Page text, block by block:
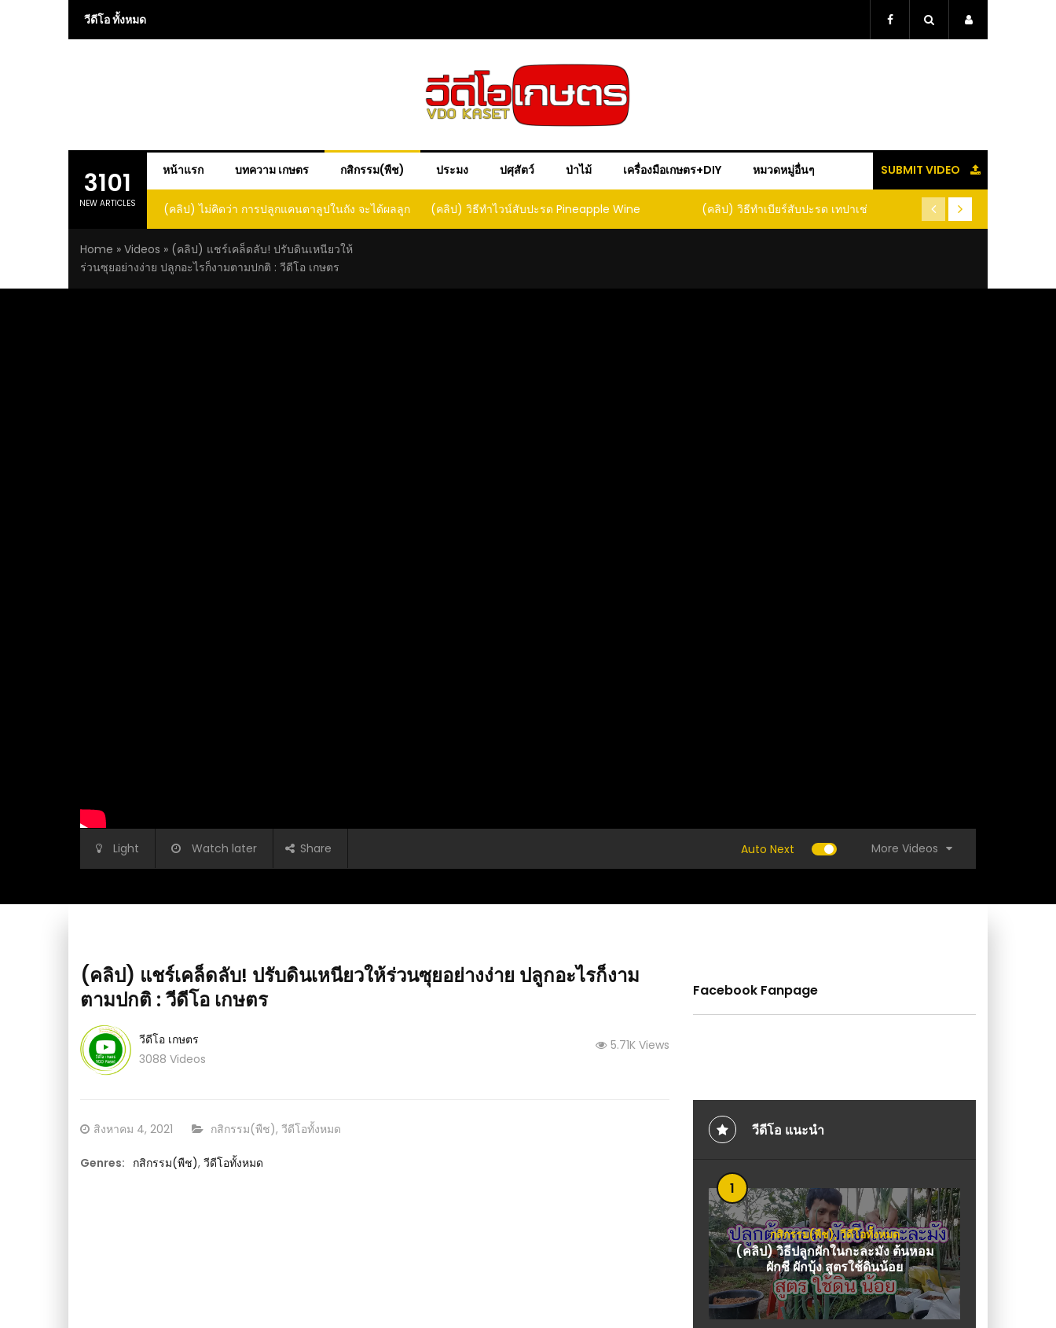
วีดีโอ ทั้งหมด
3101
NEW ARTICLES
หน้าแรก บทความ เกษตร กสิกรรม(พืช) ประมง ปศุสัตว์ ป่าไม้ เครื่องมือเกษตร+DIY หมวดหมู่อื่นๆ SUBMIT VIDEO
ปลูกแคนตาลูปในถัง จะได้ผลลูก
in a barrel would yield
(คลิป) วิธีทำไวน์สับปะรด Pineapple Wine (คลิป) วิธีทำเบียร์สับปะรด เทปาเช่
(คลิป) รู้แล้วจะหนาว!! หัวเดียว สูตรกำจัดเพลี้ย มด
หนอนแมลง หนีกระเจิงทั้งสวน ลองทำดูสิ
(คลิป) ปลูกทุเรียนง่ายๆ ปลูก
ต้นคู่ แบบเสียบยอ
Home » Videos » (คลิป) แชร์เคล็ดลับ! ปรับดินเหนียวให้
ร่วนซุยอย่างง่าย ปลูกอะไรก็งามตามปกติ : วีดีโอ เกษตร
Light Watch later Share Auto Next More Videos
เบื้องเก่า : วีดีโอ
(คลิป) 8 กระบะยักษ์ Amarican สุดโหด ที่ใหญ่ที่สุด
ในโลก มีขายจริง EP.2 : วีดีโอ เกษตร
(คลิป) วิธีดูแยกเพศมะละกอ (ดอกตัวเมีย, ดอกกะเทย,
(คลิป) แชร์เคล็ดลับ! ปรับดินเหนียวให้ร่วนซุยอย่างง่าย ปลูกอะไรก็งาม
ตามปกติ : วีดีโอ เกษตร
วีดีโอ เกษตร
3088 Videos
5.71K Views
Posted
สิงหาคม 4, 2021 CATEGORY:
กสิกรรม(พืช), วีดีโอทั้งหมด
Genres: กสิกรรม(พืช), วีดีโอทั้งหมด
Facebook Fanpage
วีดีโอ แนะนำ
1
กสิกรรม(พืช),วีดีโอทั้งหมด
(คลิป) วิธีปลูกผักในกะละมัง ต้นหอม
ผักชี ผักบุ้ง สูตรใช้ดินน้อย